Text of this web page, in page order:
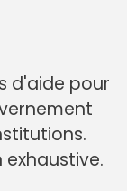
d'aide pour
exhaustive.